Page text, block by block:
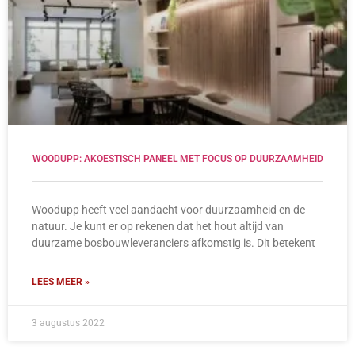
WOODUPP: AKOESTISCH PANEEL MET FOCUS OP DUURZAAMHEID
Woodupp heeft veel aandacht voor duurzaamheid en de
natuur. Je kunt er op rekenen dat het hout altijd van
duurzame bosbouwleveranciers afkomstig is. Dit betekent
LEES MEER »
3 augustus 2022